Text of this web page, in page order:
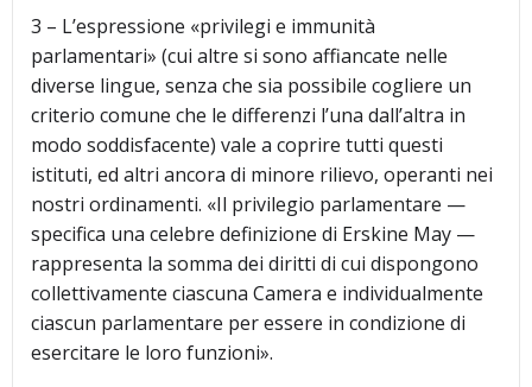
3 – L’espressione «privilegi e immunità
parlamentari» (cui altre si sono affiancate nelle
diverse lingue, senza che sia possibile cogliere un
criterio comune che le differenzi l’una dall’altra in
modo soddisfacente) vale a coprire tutti questi
istituti, ed altri ancora di minore rilievo, operanti nei
nostri ordinamenti. «Il privilegio parlamentare —
specifica una celebre definizione di Erskine May —
rappresenta la somma dei diritti di cui dispongono
collettivamente ciascuna Camera e individualmente
ciascun parlamentare per essere in condizione di
esercitare le loro funzioni».